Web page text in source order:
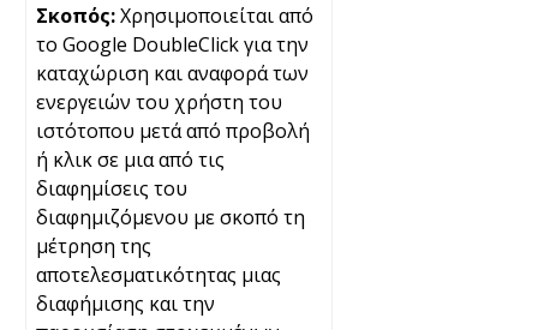
Χρησιμοποιείται από
το Google DoubleClick για την
καταχώριση και αναφορά των
ενεργειών του χρήστη του
ιστότοπου μετά από προβολή
ή κλικ σε μια από τις
διαφημίσεις του
διαφημιζόμενου με σκοπό τη
μέτρηση της
αποτελεσματικότητας μιας
διαφήμισης και την